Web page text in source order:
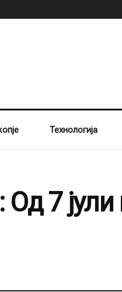
Технологија
7